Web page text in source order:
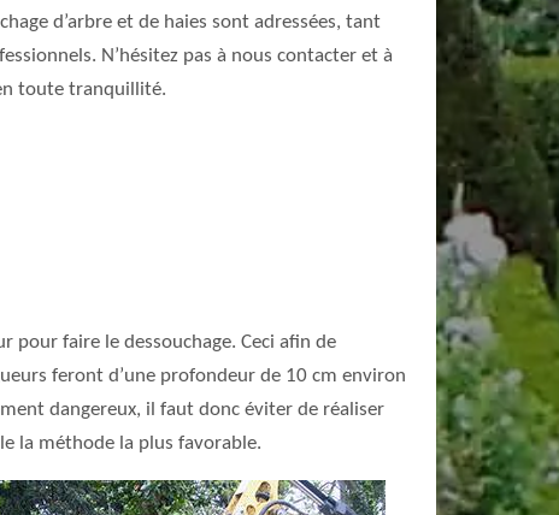
d’arbre et de haies sont adressées, tant
N’hésitez pas à nous contacter et à
toute tranquillité.
pour faire le dessouchage. Ceci afin de
feront d’une profondeur de 10 cm environ
dangereux, il faut donc éviter de réaliser
la méthode la plus favorable.